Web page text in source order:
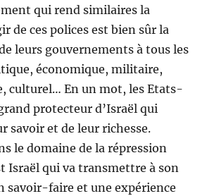
qui rend similaires la
de ces polices est bien sûr la
leurs gouvernements à tous les
économique, militaire,
culturel… En un mot, les Etats-
protecteur d’Israël qui
savoir et de leur richesse.
le domaine de la répression
Israël qui va transmettre à son
savoir-faire et une expérience